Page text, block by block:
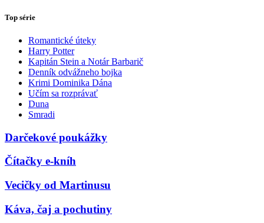
Top série
Romantické úteky
Harry Potter
Kapitán Stein a Notár Barbarič
Denník odvážneho bojka
Krimi Dominika Dána
Učím sa rozprávať
Duna
Smradi
Darčekové poukážky
Čítačky e-kníh
Vecičky od Martinusu
Káva, čaj a pochutiny